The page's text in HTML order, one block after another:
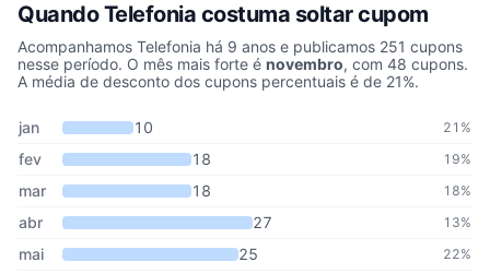
Quando Telefonia costuma soltar cupom
Acompanhamos Telefonia há 9 anos e publicamos 251 cupons
nesse período. O mês mais forte é novembro, com 48 cupons.
A média de desconto dos cupons percentuais é de 21%.
Cupons de Telefonia publicados por mês, somando os últimos 9
Mês Cupons publicados
jan 10 21%
fev 18 19%
mar 18 18%
abr 27 13%
mai 25 22%